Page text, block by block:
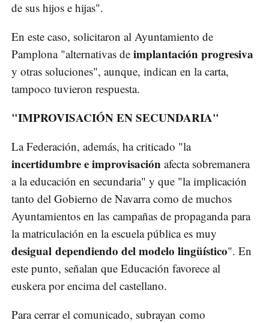
de sus hijos e hijas".
En este caso, solicitaron al Ayuntamiento de
Pamplona "alternativas de implantación progresiva
y otras soluciones", aunque, indican en la carta,
tampoco tuvieron respuesta.
"IMPROVISACIÓN EN SECUNDARIA"
La Federación, además, ha criticado "la
incertidumbre e improvisación afecta sobremanera
a la educación en secundaria" y que "la implicación
tanto del Gobierno de Navarra como de muchos
Ayuntamientos en las campañas de propaganda para
la matriculación en la escuela pública es muy
desigual dependiendo del modelo lingüístico". En
este punto, señalan que Educación favorece al
euskera por encima del castellano.
Para cerrar el comunicado, subrayan como